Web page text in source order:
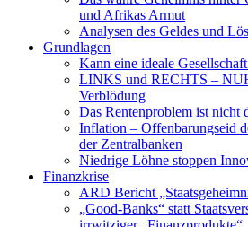
und Afrikas Armut
Analysen des Geldes und
Grundlagen
Kann eine ideale
LINKS und RECHTS –
Verblödung
Das Rentenproblem ist nicht
Inflation – Offenbarungseid
der Zentralbanken
Niedrige Löhne stoppen
Finanzkrise
ARD Bericht
„Good-Banks“ statt